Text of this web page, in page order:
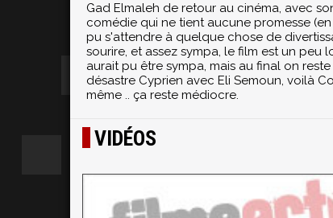
Gad Elmaleh de retour au cinéma, avec
comédie qui ne tient aucune promesse
pu s'attendre à quelque chose de
sourire, et assez sympa, le film est un
aurait pu être sympa, mais au final on
désastre Cyprien avec Eli Semoun, voilà
même .. ça reste médiocre.
VIDÉOS